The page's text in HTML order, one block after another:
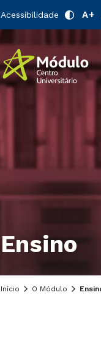
Acessibilidade A+
Ensino
Início O Módulo